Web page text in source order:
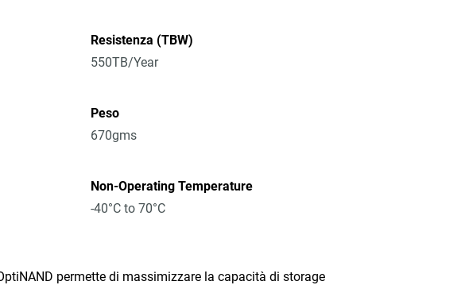
Resistenza (TBW)
550TB/Year
Peso
670gms
Non-Operating Temperature
-40°C to 70°C
permette di massimizzare la capacità di storage